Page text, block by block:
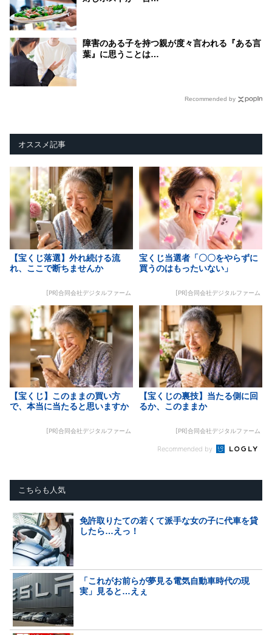
障害のある子を持つ親が度々言われる『ある言
葉』に思うことは…
Recommended by
オススメ記事
【宝くじ落選】外れ続ける流
れ、ここで断ちませんか
[PR]合同会社デジタルファーム
宝くじ当選者「〇〇をやらずに
買うのはもったいない」
[PR]合同会社デジタルファーム
【宝くじ】このままの買い方
で、本当に当たると思いますか
[PR]合同会社デジタルファーム
【宝くじの裏技】当たる側に回
るか、このままか
[PR]合同会社デジタルファーム
Recommended by
こちらも人気
免許取りたての若くて派手な女の子に代車を貸
したら…えっ！
「これがお前らが夢見る電気自動車時代の現
実」見ると…えぇ